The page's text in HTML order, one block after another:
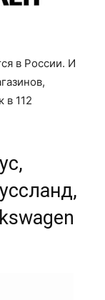
в России. И
в 112